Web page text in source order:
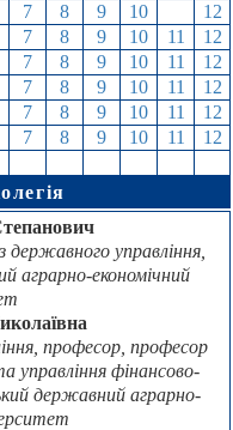
7 8 9 10
12
7 8 9 10 11
12
7 8 9 10 11
12
7 8 9 10 11
12
7 8 9 10 11
12
7 8 9 10 11
12
управління,
аграрно-економічний
професор, професор
управління фінансово-
державний аграрно-